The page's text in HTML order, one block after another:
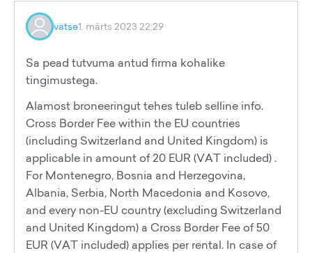
vatse1. märts 2023 22:29
Sa pead tutvuma antud firma kohalike
tingimustega.
Alamost broneeringut tehes tuleb selline info.
Cross Border Fee within the EU countries
(including Switzerland and United Kingdom) is
applicable in amount of 20 EUR (VAT included) .
For Montenegro, Bosnia and Herzegovina,
Albania, Serbia, North Macedonia and Kosovo,
and every non-EU country (excluding Switzerland
and United Kingdom) a Cross Border Fee of 50
EUR (VAT included) applies per rental. In case of